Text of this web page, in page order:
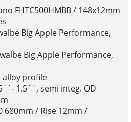
FHTC500HMBB / 148x12mm
Big Apple Performance,
Big Apple Performance,
alloy profile
1.5´´, semi integ. OD
680mm / Rise 12mm /